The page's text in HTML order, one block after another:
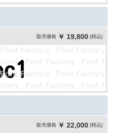
販売価格 ￥ 19,800 [税込]
販売価格 ￥ 22,000 [税込]